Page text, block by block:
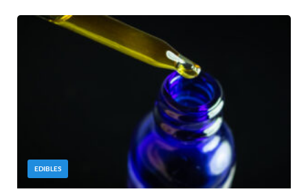
EDIBLES